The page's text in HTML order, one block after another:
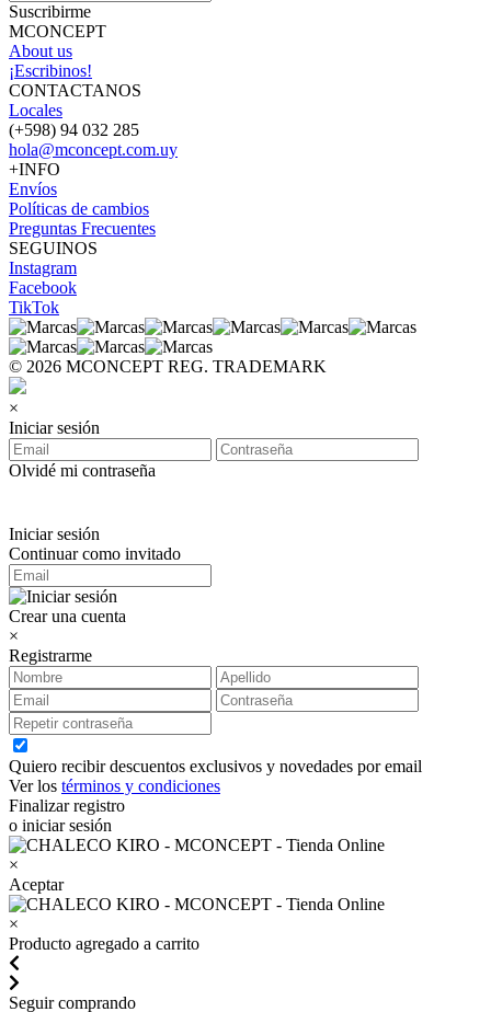
Suscribirme
MCONCEPT
About us
¡Escribinos!
CONTACTANOS
Locales
(+598) 94 032 285
hola@mconcept.com.uy
+INFO
Envíos
Políticas de cambios
Preguntas Frecuentes
SEGUINOS
Instagram
Facebook
TikTok
© 2026 MCONCEPT REG. TRADEMARK
×
Iniciar sesión
Olvidé mi contraseña
Iniciar sesión
Continuar como invitado
Crear una cuenta
×
Registrarme
Quiero recibir descuentos exclusivos y novedades por email
Ver los términos y condiciones
Finalizar registro
o iniciar sesión
×
Aceptar
×
Producto agregado a carrito
Seguir comprando